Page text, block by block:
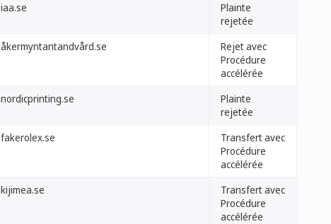
iaa.se
Plainte
rejetée
åkermyntantandvård.se
Rejet avec
Procédure
accélérée
nordicprinting.se
Plainte
rejetée
fakerolex.se
Transfert avec
Procédure
accélérée
kijimea.se
Transfert avec
Procédure
accélérée